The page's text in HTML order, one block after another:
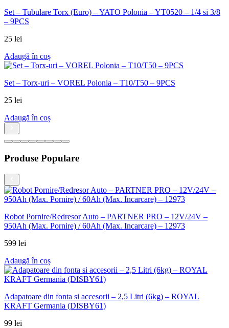
Set – Tubulare Torx (Euro) – YATO Polonia – YT0520 – 1/4 si 3/8
– 9PCS
25 lei
Adaugă în coș
Set – Torx-uri – VOREL Polonia – T10/T50 – 9PCS
25 lei
Adaugă în coș
Produse Populare
Robot Pornire/Redresor Auto – PARTNER PRO – 12V/24V –
950Ah (Max. Pornire) / 60Ah (Max. Incarcare) – 12973
599 lei
Adaugă în coș
Adapatoare din fonta si accesorii – 2,5 Litri (6kg) – ROYAL
KRAFT Germania (DISBY61)
99 lei